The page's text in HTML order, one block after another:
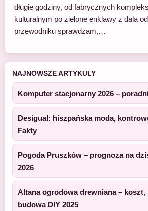
długie godziny, od fabrycznych
kulturalnym po zielone enklawy z dala
przewodniku sprawdzam,…
NAJNOWSZE ARTYKULY
Komputer stacjonarny 2026 –
Desigual: hiszpańska moda,
Fakty
Pogoda Pruszków – prognoza na
2026
Altana ogrodowa drewniana – koszt,
budowa DIY 2025